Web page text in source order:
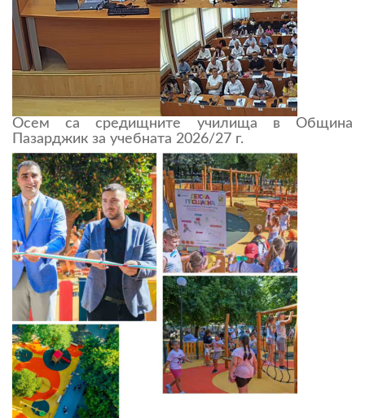
Осем са средищните училища в Община
Пазарджик за учебната 2026/27 г.